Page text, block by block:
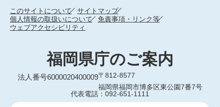
このサイトについて
サイトマップ
個人情報の取扱いについて
免責事項・リンク等
ウェブアクセシビリティ
福岡県庁のご案内
法人番号6000020400009〒812-8577
福岡県福岡市博多区東公園7番7号
代表電話：092-651-1111